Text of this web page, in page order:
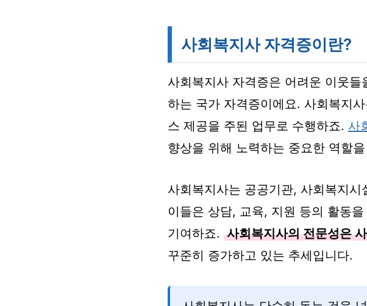
사회복지사 자격증이란?
사회복지사 자격증은 어려운 이웃
하는 국가 자격증이에요. 사회복지
스 제공을 주된 업무로 수행하죠. 사
향상을 위해 노력하는 중요한 역할
사회복지사는 공공기관, 사회복지
이들은 상담, 교육, 지원 등의 활동
기여하죠. 사회복지사의 전문성은
꾸준히 증가하고 있는 추세입니다.